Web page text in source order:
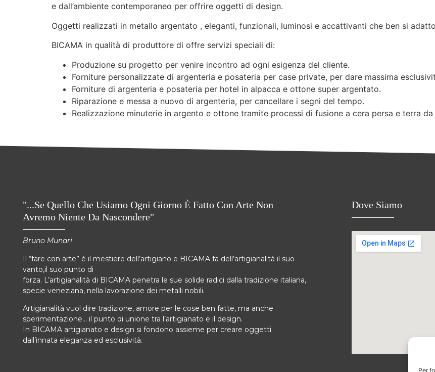
Per
e dall’ambiente contemporaneo per offrire oggetti di design.
Oggetti realizzati in metallo argentato , eleganti, funzionali, luminosi e accattivanti che ben si
BICAMA in qualità di produttore di offre servizi speciali di:
Produzione su progetto per venire incontro ad ogni esigenza del cliente.
Forniture personalizzate di argenteria e posateria per case private, per dare massima
Forniture di argenteria e posateria per hotel in alpacca e ottone super argentato.
Riparazione e messa a nuovo di argenteria, per cancellare i segni del tempo.
Realizzazione minuterie in argento e ottone tramite processi di fusione a cera persa e terra
"...Se Quello Che Usiamo Ogni Giorno È Fatto Con Arte Non
Avremo Niente Da Nascondere"
Bruno Munari
Il “fare con arte” è il mestiere dell’artigiano e BICAMA fa dell’artigianalità il suo
vanto,il suo punto di
forza. L’artigianalità di BICAMA penetra le sue solide radici dalla tradizione italiana,
specie veneziana, nella lavorazione dei metalli nobili.
Artigianalità vuol dire tradizione, amore per le cose ben fatte, ma anche
sperimentazione… il punto di unione tra l’artigianato e il design.
In BICAMA artigianato e design si fondono assieme per creare oggetti
dall’innata eleganza ed esclusività.
Dove Siamo